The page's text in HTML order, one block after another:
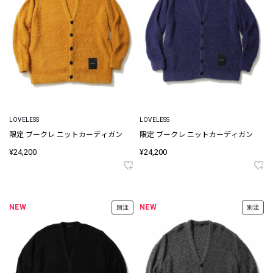
LOVELESS
限定 ブークレ ニットカーディガン
¥24,200
LOVELESS
限定 ブークレ ニットカーディガン
¥24,200
NEW 別注 NEW 別注